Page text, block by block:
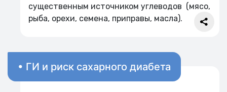
существенным источником углеводов (мясо,
рыба, орехи, семена, приправы, масла).
• ГИ и риск сахарного диабета